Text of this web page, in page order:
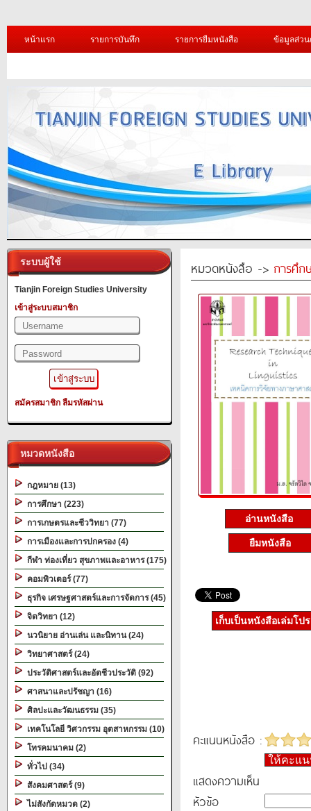
หน้าแรก รายการบันทึก รายการยืมหนังสือ ข้อมูลส่ว
ระบบผู้ใช้
Tianjin Foreign Studies University
เข้าสู่ระบบสมาชิก
สมัครสมาชิก ลืมรหัสผ่าน
หมวดหนังสือ
กฎหมาย (13)
การศึกษา (223)
การเกษตรและชีววิทยา (77)
การเมืองและการปกครอง (4)
กีฬา ท่องเที่ยว สุขภาพและอาหาร (175)
คอมพิวเตอร์ (77)
ธุรกิจ เศรษฐศาสตร์และการจัดการ (45)
จิตวิทยา (12)
นวนิยาย อ่านเล่น และนิทาน (24)
วิทยาศาสตร์ (24)
ประวัติศาสตร์และอัตชีวประวัติ (92)
ศาสนาและปรัชญา (16)
ศิลปะและวัฒนธรรม (35)
เทคโนโลยี วิศวกรรม อุตสาหกรรม (10)
โทรคมนาคม (2)
ทั่วไป (34)
สังคมศาสตร์ (9)
ไม่สังกัดหมวด (2)
หมวดหนังสือ -> การศึก
อ่านหนังสือ
ยืมหนังสือ
เก็บเป็นหนังสือเล่มโป
คะแนนหนังสือ :
ให้คะแ
แสดงความเห็น
หัวข้อ